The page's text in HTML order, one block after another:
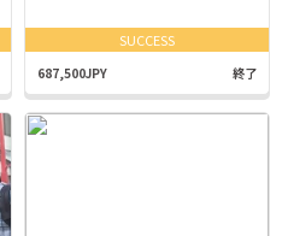
SUCCESS
687,500JPY 終了